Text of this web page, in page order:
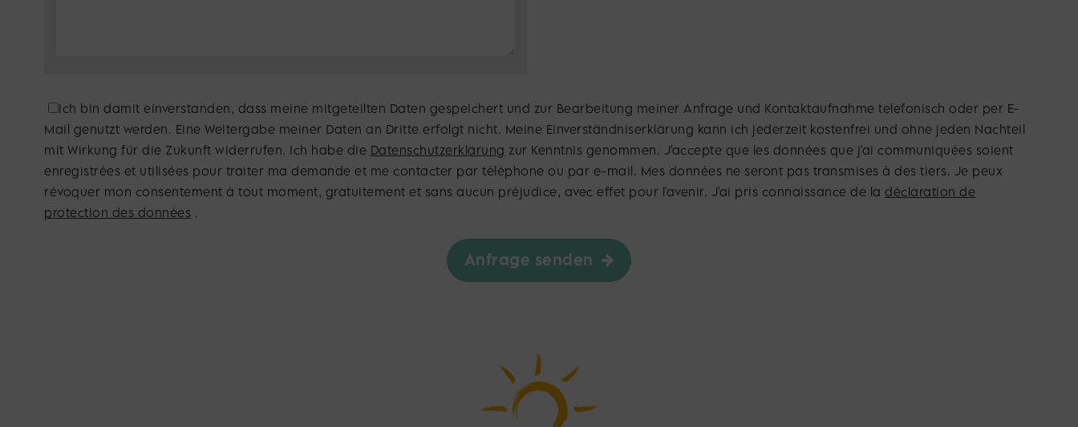
*Datenschutzerklärung:
Ich bin damit einverstanden, dass meine mitgeteilten Daten gespeichert und zur Bearbeitung meiner Anfrage und Kontaktaufnahme telefonisch oder per E-
Mail genutzt werden. Eine Weitergabe meiner Daten an Dritte erfolgt nicht. Meine Einverständniserklärung kann ich jederzeit kostenfrei und ohne jeden Nachteil
mit Wirkung für die Zukunft widerrufen. Ich habe die Datenschutzerklärung zur Kenntnis genommen. J'accepte que les données que j'ai communiquées soient
enregistrées et utilisées pour traiter ma demande et me contacter par téléphone ou par e-mail. Mes données ne seront pas transmises à des tiers. Je peux
révoquer mon consentement à tout moment, gratuitement et sans aucun préjudice, avec effet pour l'avenir. J'ai pris connaissance de ladéclaration de
protection des données .
Anfrage senden